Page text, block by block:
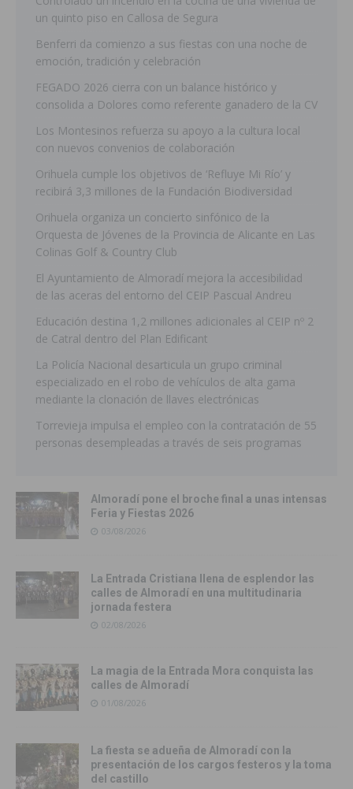
un quinto piso en Callosa de Segura
Benferri da comienzo a sus fiestas con una noche de
emoción, tradición y celebración
FEGADO 2026 cierra con un balance histórico y
consolida a Dolores como referente ganadero de la CV
Los Montesinos refuerza su apoyo a la cultura local
con nuevos convenios de colaboración
Orihuela cumple los objetivos de ‘Refluye Mi Río’ y
recibirá 3,3 millones de la Fundación Biodiversidad
Orihuela organiza un concierto sinfónico de la
Orquesta de Jóvenes de la Provincia de Alicante en Las
Colinas Golf & Country Club
El Ayuntamiento de Almoradí mejora la accesibilidad
de las aceras del entorno del CEIP Pascual Andreu
Educación destina 1,2 millones adicionales al CEIP nº 2
de Catral dentro del Plan Edificant
La Policía Nacional desarticula un grupo criminal
especializado en el robo de vehículos de alta gama
mediante la clonación de llaves electrónicas
Torrevieja impulsa el empleo con la contratación de 55
personas desempleadas a través de seis programas
Almoradí pone el broche final a unas intensas
Feria y Fiestas 2026
03/08/2026
La Entrada Cristiana llena de esplendor las
calles de Almoradí en una multitudinaria
jornada festera
02/08/2026
La magia de la Entrada Mora conquista las
calles de Almoradí
01/08/2026
La fiesta se adueña de Almoradí con la
presentación de los cargos festeros y la toma
del castillo